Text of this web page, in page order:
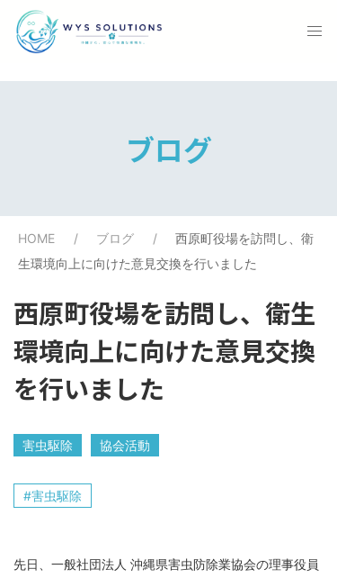
ブログ
HOME ブログ
西原町役場を訪問し、衛
生環境向上に向けた意見交換を行いました
西原町役場を訪問し、衛生
環境向上に向けた意見交換
を行いました
害虫駆除 協会活動
害虫駆除
先日、一般社団法人 沖縄県害虫防除業協会の理事役員